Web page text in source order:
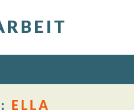
ELLA